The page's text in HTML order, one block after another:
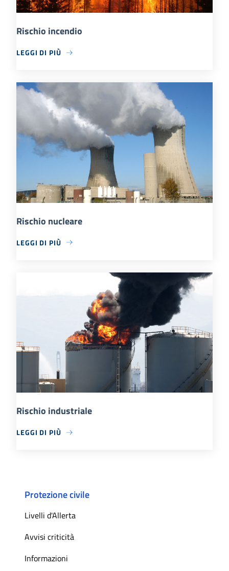
Rischio incendio
LEGGI DI PIÙ
Rischio nucleare
LEGGI DI PIÙ
Rischio industriale
LEGGI DI PIÙ
Protezione civile
Livelli d'Allerta
Avvisi criticità
Informazioni